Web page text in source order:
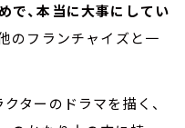
、本当に大事にしてい
のフランチャイズと一
ターのドラマを描く、